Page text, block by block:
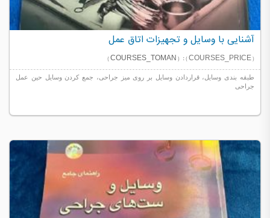
آشنایی با وسایل و تجهیزات اتاق عمل
{ COURSES_PRICE } :
{ COURSES_TOMAN }
طبقه بندی وسایل، قراردادن وسایل بر روی میز جراحی، جمع کردن وسایل حین عمل
جراحی